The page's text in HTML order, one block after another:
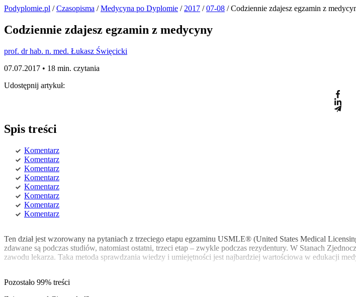
Podyplomie.pl /Czasopisma /Medycyna po Dyplomie / 2017 /07-08 / Codziennie zdajesz egzamin z
Codziennie zdajesz egzamin z medycyny
prof. dr hab. n. med. Łukasz Święcicki
07.07.2017 • 18 min. czytania
Udostępnij artykuł:
Spis treści
Komentarz
Komentarz
Komentarz
Komentarz
Komentarz
Komentarz
Komentarz
Komentarz
Ten dział jest wzorowany na pytaniach z trzeciego etapu egzaminu USMLE® (United States Medical
zdawane są podczas studiów, natomiast ostatni, trzeci etap – zwykle podczas rezydentury. W Stanach
zawodu lekarza. Taka metoda sprawdzania wiedzy i umiejętności jest najbardziej wartościowa w edukacji
Pozostało 99% treści